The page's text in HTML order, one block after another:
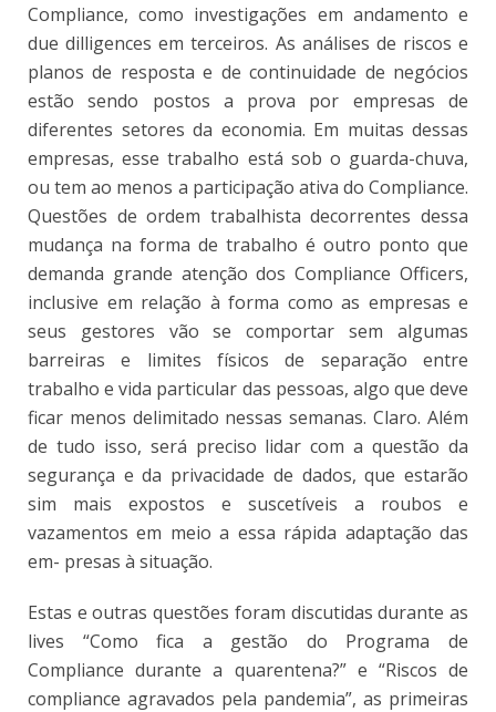
Compliance, como investigações em andamento e
due dilligences em terceiros. As análises de riscos e
planos de resposta e de continuidade de negócios
estão sendo postos a prova por empresas de
diferentes setores da economia. Em muitas dessas
empresas, esse trabalho está sob o guarda-chuva,
ou tem ao menos a participação ativa do Compliance.
Questões de ordem trabalhista decorrentes dessa
mudança na forma de trabalho é outro ponto que
demanda grande atenção dos Compliance Officers,
inclusive em relação à forma como as empresas e
seus gestores vão se comportar sem algumas
barreiras e limites físicos de separação entre
trabalho e vida particular das pessoas, algo que deve
ficar menos delimitado nessas semanas. Claro. Além
de tudo isso, será preciso lidar com a questão da
segurança e da privacidade de dados, que estarão
sim mais expostos e suscetíveis a roubos e
vazamentos em meio a essa rápida adaptação das
em- presas à situação.
Estas e outras questões foram discutidas durante as
lives “Como fica a gestão do Programa de
Compliance durante a quarentena?” e “Riscos de
compliance agravados pela pandemia”, as primeiras